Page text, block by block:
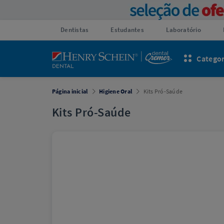
Dentistas Estudantes Laboratório
Página inicial Higiene Oral Kits Pró-Saúde
Kits Pró-Saúde